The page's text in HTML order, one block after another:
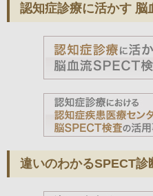
認知症診療に活かす 脳
違いのわかるSPECT診